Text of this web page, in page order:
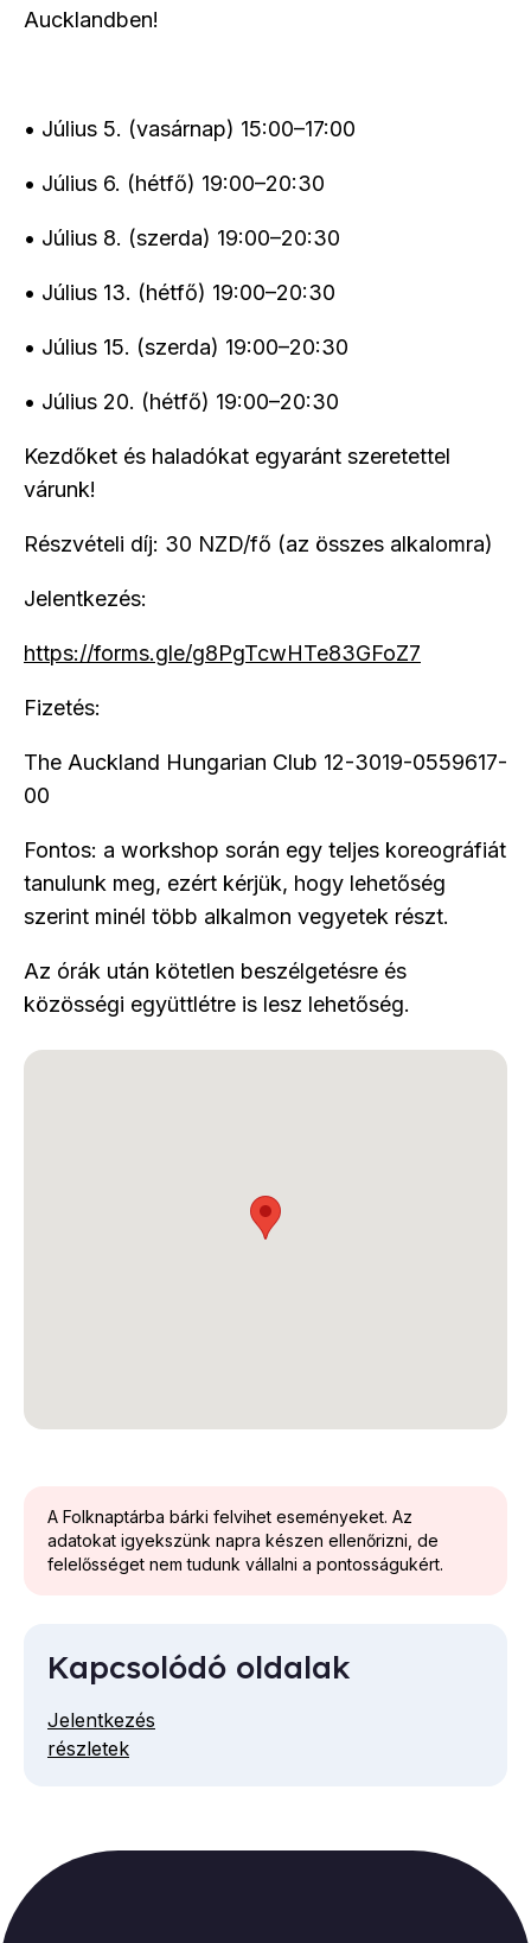
Aucklandben!
• Július 5. (vasárnap) 15:00–17:00
• Július 6. (hétfő) 19:00–20:30
• Július 8. (szerda) 19:00–20:30
• Július 13. (hétfő) 19:00–20:30
• Július 15. (szerda) 19:00–20:30
• Július 20. (hétfő) 19:00–20:30
Kezdőket és haladókat egyaránt szeretettel
várunk!
Részvételi díj: 30 NZD/fő (az összes alkalomra)
Jelentkezés:
https://forms.gle/g8PgTcwHTe83GFoZ7
Fizetés:
The Auckland Hungarian Club 12-3019-0559617-
00
Fontos: a workshop során egy teljes koreográfiát
tanulunk meg, ezért kérjük, hogy lehetőség
szerint minél több alkalmon vegyetek részt.
Az órák után kötetlen beszélgetésre és
közösségi együttlétre is lesz lehetőség.
A Folknaptárba bárki felvihet eseményeket. Az
adatokat igyekszünk napra készen ellenőrizni, de
felelősséget nem tudunk vállalni a pontosságukért.
Kapcsolódó oldalak
Jelentkezés
részletek